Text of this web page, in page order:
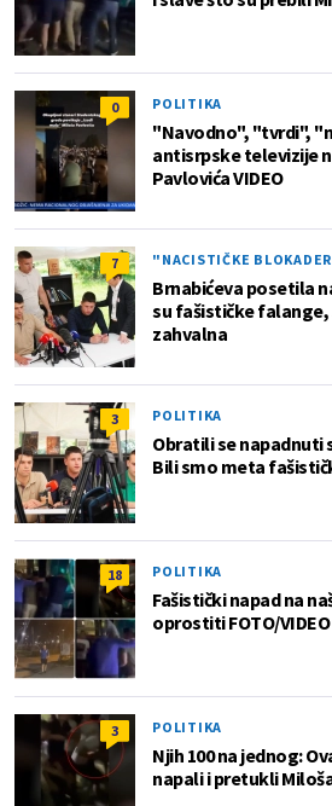
0 POLITIKA
"Navodno", "tvrdi",
antisrpske televizije
Pavlovića VIDEO
7 "NACISTIČKE
Brnabićeva posetila
su fašističke falange,
zahvalna
3 POLITIKA
Obratili se napadnuti
Bili smo meta
18 POLITIKA
Fašistički napad na
oprostiti FOTO/VIDEO
3 POLITIKA
Njih 100 na jednog:
napali i pretukli